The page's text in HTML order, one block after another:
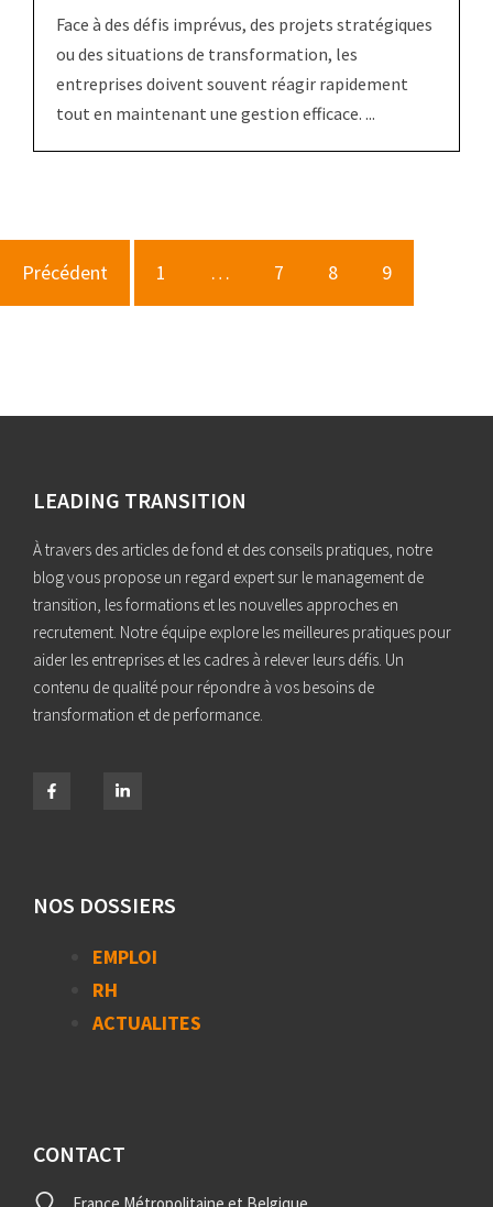
Face à des défis imprévus, des projets stratégiques
ou des situations de transformation, les
entreprises doivent souvent réagir rapidement
tout en maintenant une gestion efficace. ...
Précédent 1 … 7 8 9
LEADING TRANSITION
À travers des articles de fond et des conseils pratiques, notre
blog vous propose un regard expert sur le management de
transition, les formations et les nouvelles approches en
recrutement. Notre équipe explore les meilleures pratiques pour
aider les entreprises et les cadres à relever leurs défis. Un
contenu de qualité pour répondre à vos besoins de
transformation et de performance.
NOS DOSSIERS
EMPLOI
RH
ACTUALITES
CONTACT